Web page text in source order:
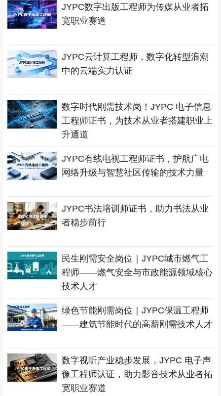
JYPC数字出版工程师为传媒从业者拓
宽职业赛道
JYPC云计算工程师，数字化转型浪潮
中的云端实力认证
数字时代刚需技术岗！JYPC 电子信息
工程师证书，为技术从业者搭建职业上
升通道
JYPC有线电视工程师证书，护航广电
网络升级与智慧社区传输的技术力量
JYPC书法培训师证书，助力书法从业
者稳步前行
民生刚需安全岗位｜JYPC城市燃气工
程师——燃气安全与市政能源领域核心
技术人才
绿色节能刚需岗位｜JYPC保温工程师
——建筑节能时代的高薪刚需技术人才
数字视听产业稳步发展，JYPC 电子声
像工程师认证，助力影音技术从业者拓
宽职业赛道